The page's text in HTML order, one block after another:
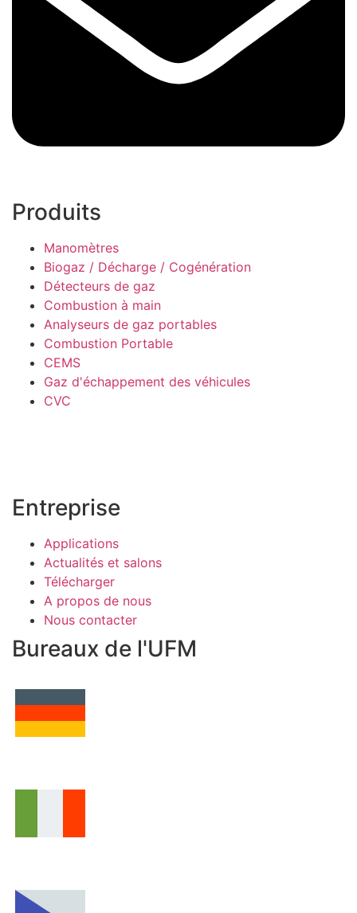
Produits
Manomètres
Biogaz / Décharge / Cogénération
Détecteurs de gaz
Combustion à main
Analyseurs de gaz portables
Combustion Portable
CEMS
Gaz d'échappement des véhicules
CVC
Entreprise
Applications
Actualités et salons
Télécharger
A propos de nous
Nous contacter
Bureaux de l'UFM